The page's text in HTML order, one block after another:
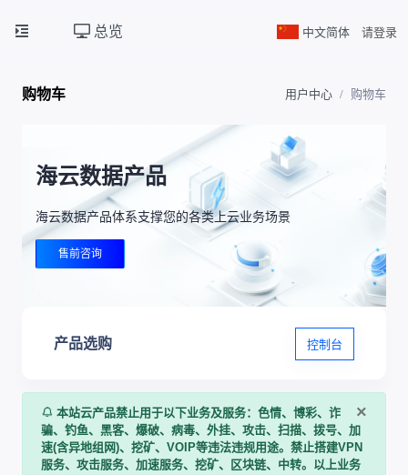
总览 中文简体 请登录
购物车 用户中心 购物车
海云数据产品
海云数据产品体系支撑您的各类上云业务场景
售前咨询
产品选购 控制台
×
本站云产品禁止用于以下业务及服务：色情、博彩、诈
骗、钓鱼、黑客、爆破、病毒、外挂、攻击、扫描、拨号、加
速(含异地组网)、挖矿、VOIP等违法违规用途。禁止搭建VPN
服务、攻击服务、加速服务、挖矿、区块链、中转。以上业务